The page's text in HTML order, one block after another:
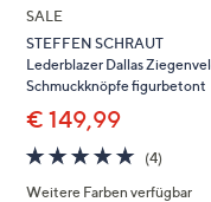
SALE
STEFFEN SCHRAUT
Lederblazer Dallas
Schmuckknöpfe figurbetont
€ 149,99
4.8
von
5
(4)
Weitere Farben verfügbar